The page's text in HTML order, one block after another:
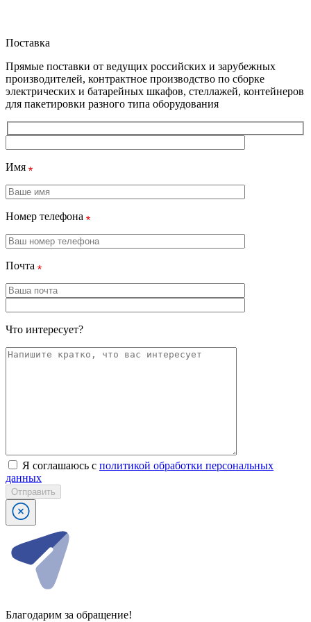
Поставка
Прямые поставки от ведущих российских и зарубежных
производителей, контрактное производство по сборке
электрических и батарейных шкафов, стеллажей, контейнеров
для пакетировки разного типа оборудования
Имя
Номер телефона
Почта
Что интересует?
Я соглашаюсь с политикой обработки персональных
данных
Отправить
Благодарим за обращение!